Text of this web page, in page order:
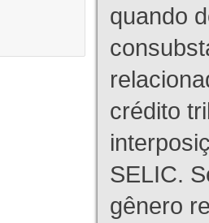
quando
crédito
SELIC.
gênero